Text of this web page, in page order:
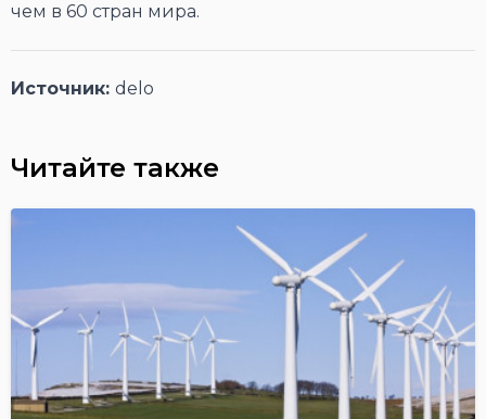
чем в 60 стран мира.
Источник: delo
Читайте также